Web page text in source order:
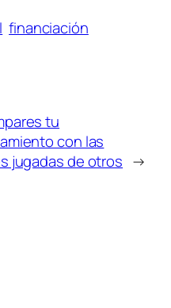
financiación
tu
con las
jugadas de otros →